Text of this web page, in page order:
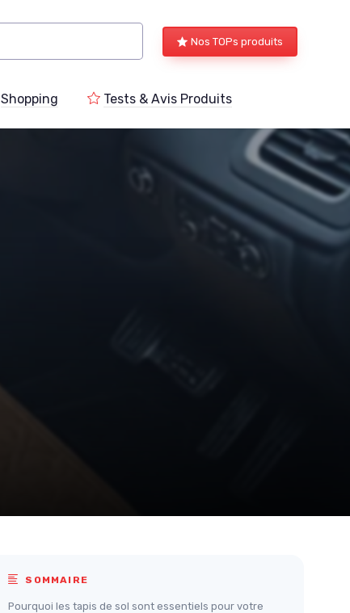
Nos TOPs produits
Shopping Tests & Avis Produits
SOMMAIRE
Pourquoi les tapis de sol sont essentiels pour votre